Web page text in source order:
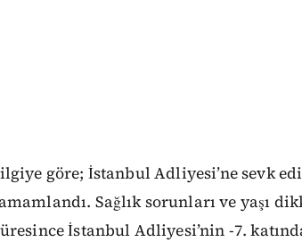
göre; İstanbul Adliyesi’ne sevk
Sağlık sorunları ve yaşı
İstanbul Adliyesi’nin -7.